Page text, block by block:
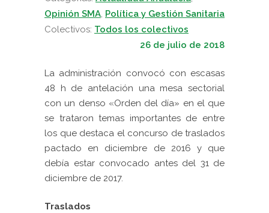
Opinión SMA, Política y Gestión Sanitaria
Colectivos: Todos los colectivos
26 de julio de 2018
La administración convocó con escasas
48 h de antelación una mesa sectorial
con un denso «Orden del día» en el que
se trataron temas importantes de entre
los que destaca el concurso de traslados
pactado en diciembre de 2016 y que
debía estar convocado antes del 31 de
diciembre de 2017.
Traslados